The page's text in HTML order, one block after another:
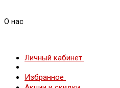
О нас
Личный кабинет
Избранное